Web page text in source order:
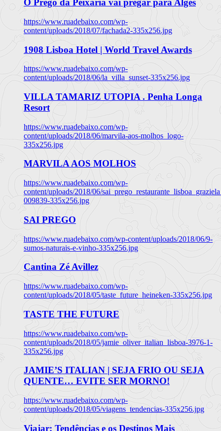
O Prego da Peixaria vai pregar para Algés
https://www.ruadebaixo.com/wp-
content/uploads/2018/07/fachada2-335x256.jpg
1908 Lisboa Hotel | World Travel Awards
https://www.ruadebaixo.com/wp-
content/uploads/2018/06/la_villa_sunset-335x256.jpg
VILLA TAMARIZ UTOPIA . Penha Longa
Resort
https://www.ruadebaixo.com/wp-
content/uploads/2018/06/marvila-aos-molhos_logo-
335x256.jpg
MARVILA AOS MOLHOS
https://www.ruadebaixo.com/wp-
content/uploads/2018/06/
009839-335x256.jpg
SAI PREGO
https://www.ruadebaixo.com/wp-content/uploads/2018/06/9-
sumos-naturais-e-vinho-335x256.jpg
Cantina Zé Avillez
https://www.ruadebaixo.com/wp-
content/uploads/2018/05/taste_future_heineken-335x256.jpg
TASTE THE FUTURE
https://www.ruadebaixo.com/wp-
content/uploads/2018/05/jamie_oliver_italian_lisboa-3976-1-
335x256.jpg
JAMIE’S ITALIAN | SEJA FRIO OU SEJA
QUENTE… EVITE SER MORNO!
https://www.ruadebaixo.com/wp-
content/uploads/2018/05/viagens_tendencias-335x256.jpg
Viajar: Tendências e os Destinos Mais